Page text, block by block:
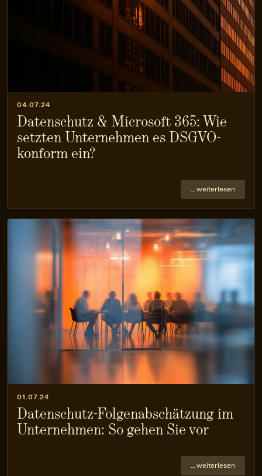
04.07.24
Datenschutz & Microsoft 365: Wie
setzten Unternehmen es DSGVO-
konform ein?
… weiterlesen
01.07.24
Datenschutz-Folgenabschätzung im
Unternehmen: So gehen Sie vor
… weiterlesen